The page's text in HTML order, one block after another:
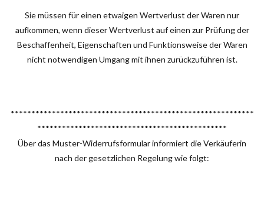
Sie müssen für einen etwaigen Wertverlust der Waren nur
aufkommen, wenn dieser Wertverlust auf einen zur Prüfung der
Beschaffenheit, Eigenschaften und Funktionsweise der Waren
nicht notwendigen Umgang mit ihnen zurückzuführen ist.
***********************************************************
**********************************************
Über das Muster-Widerrufsformular informiert die Verkäuferin
nach der gesetzlichen Regelung wie folgt: